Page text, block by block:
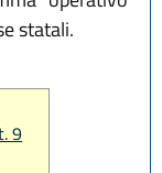
statali.
9